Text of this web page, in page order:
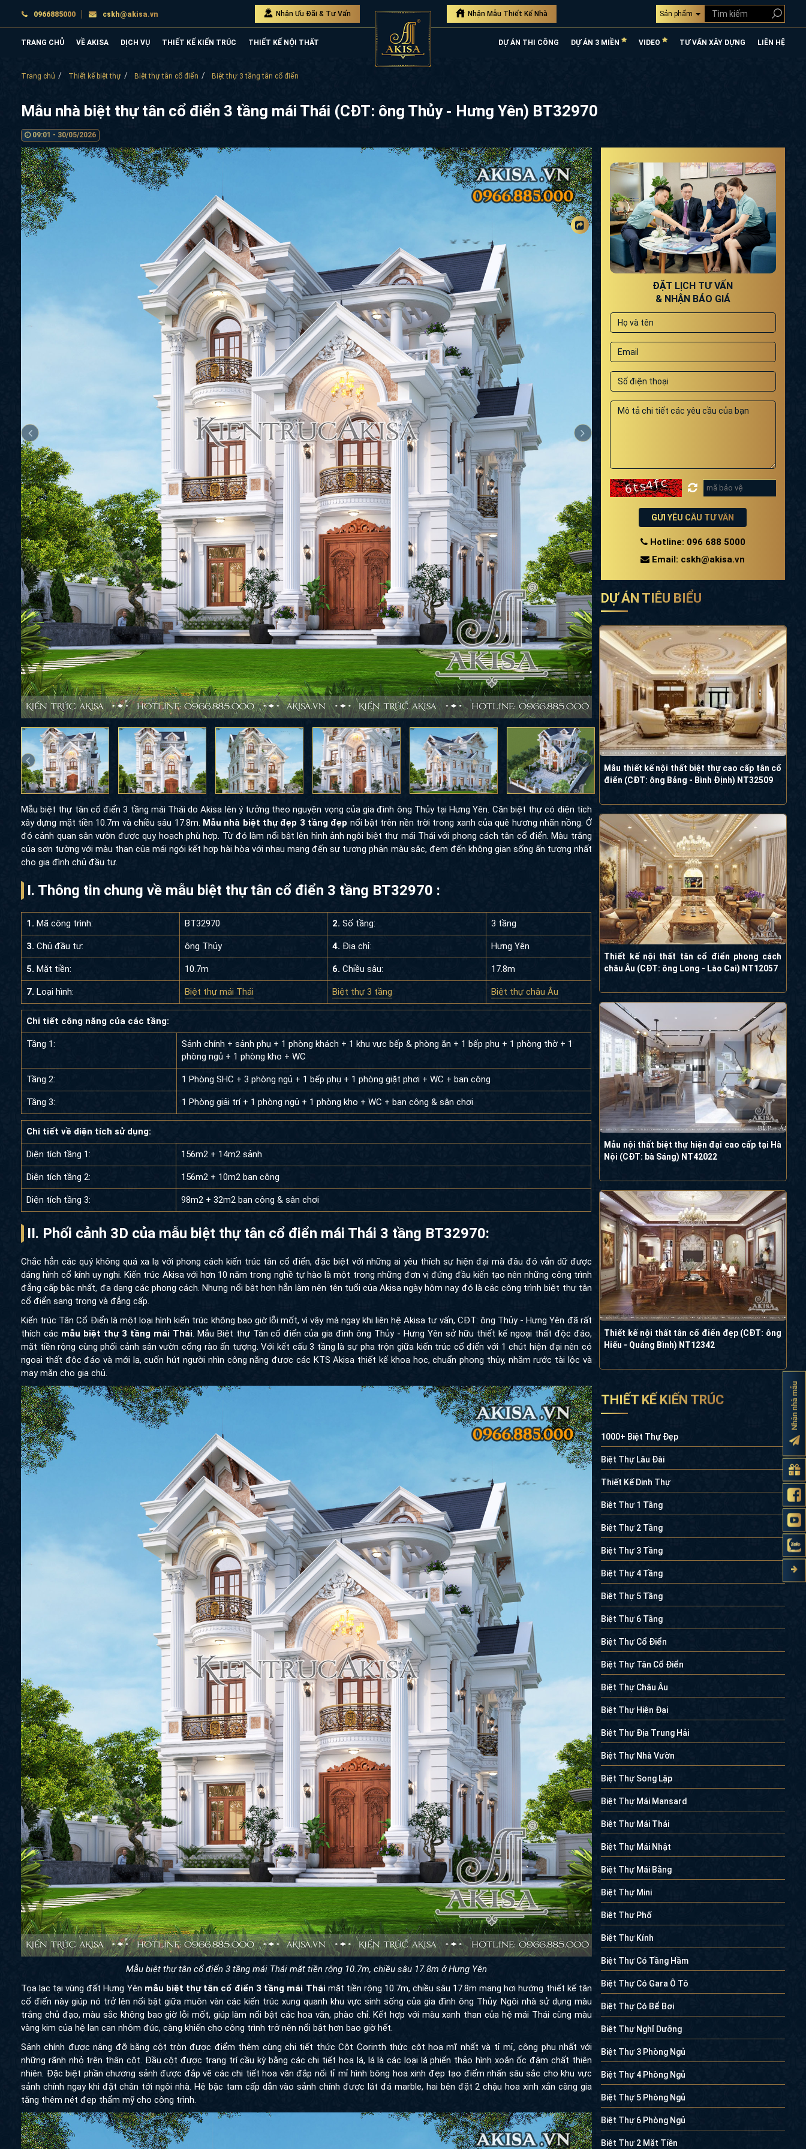
0966885000 cskh@akisa.vn Nhận Ưu Đãi & Tư Vấn Nhận Mẫu Thiết Kế Nhà Sản phẩm
TRANG CHỦ VỀ AKISA DỊCH VỤ THIẾT KẾ KIẾN TRÚC THIẾT KẾ NỘI THẤT DỰ ÁN THI CÔNG DỰ ÁN 3 MIỀN VIDEO TƯ VẤN XÂY DỰNG LIÊN HỆ
Trang chủ Thiết kế biệt thự Biệt thự tân cổ điển Biệt thự 3 tầng tân cổ điển
Mẫu nhà biệt thự tân cổ điển 3 tầng mái Thái (CĐT: ông Thủy - Hưng Yên) BT32970
09:01 - 30/05/2026
Mẫu biệt thự tân cổ điển 3 tầng mái Thái do Akisa lên ý tưởng theo nguyện vọng của gia đình ông Thủy tại Hưng Yên. Căn biệt thự có diện tích
xây dựng mặt tiền 10.7m và chiều sâu 17.8m. Mẫu nhà biệt thự đẹp 3 tầng đẹp nổi bật trên nền trời trong xanh của quê hương nhãn nồng. Ở
đó cảnh quan sân vườn được quy hoạch phù hợp. Từ đó làm nổi bật lên hình ảnh ngôi biệt thự mái Thái với phong cách tân cổ điển. Màu trắng
của sơn tường với màu than của mái ngói kết hợp hài hòa với nhau mang đến sự tương phản màu sắc, đem đến không gian sống ấn tượng nhất
cho gia đình chủ đầu tư.
I. Thông tin chung về mẫu biệt thự tân cổ điển 3 tầng BT32970 :
1. Mã công trình: BT32970 2. Số tầng: 3 tầng
3. Chủ đầu tư: ông Thủy 4. Địa chỉ: Hưng Yên
5. Mặt tiền: 10.7m 6. Chiều sâu: 17.8m
7. Loại hình: Biệt thự mái Thái Biệt thự 3 tầng Biệt thự châu Âu
Chi tiết công năng của các tầng:
Tầng 1:
Sảnh chính + sảnh phụ + 1 phòng khách + 1 khu vực bếp & phòng ăn + 1 bếp phụ + 1 phòng thờ + 1
phòng ngủ + 1 phòng kho + WC
Tầng 2: 1 Phòng SHC + 3 phòng ngủ + 1 bếp phụ + 1 phòng giặt phơi + WC + ban công
Tầng 3: 1 Phòng giải trí + 1 phòng ngủ + 1 phòng kho + WC + ban công & sân chơi
Chi tiết về diện tích sử dụng:
Diện tích tầng 1: 156m2 + 14m2 sảnh
Diện tích tầng 2: 156m2 + 10m2 ban công
Diện tích tầng 3: 98m2 + 32m2 ban công & sân chơi
II. Phối cảnh 3D của mẫu biệt thự tân cổ điển mái Thái 3 tầng BT32970:
Chắc hẳn các quý không quá xa lạ với phong cách kiến trúc tân cổ điển, đặc biệt với những ai yêu thích sự hiện đại mà đâu đó vẫn dữ được
dáng hình cổ kính uy nghi. Kiến trúc Akisa với hơn 10 năm trong nghề tự hào là một trong những đơn vị đứng đầu kiến tạo nên những công trình
đẳng cấp bậc nhất, đa dạng các phong cách. Nhưng nổi bật hơn hẳn làm nên tên tuổi của Akisa ngày hôm nay đó là các công trình biệt thự tân
cổ điển sang trọng và đẳng cấp.
Kiến trúc Tân Cổ Điển là một loại hình kiến trúc không bao giờ lỗi mốt, vì vậy mà ngay khi liên hệ Akisa tư vấn, CĐT: ông Thủy - Hưng Yên đã rất
thích các mẫu biệt thự 3 tầng mái Thái. Mẫu Biệt thự Tân cổ điển của gia đình ông Thủy - Hưng Yên sở hữu thiết kế ngoại thất độc đáo,
mặt tiền rộng cùng phối cảnh sân vườn cổng rào ấn tượng. Với kết cấu 3 tầng là sự pha trộn giữa kiến trúc cổ điển với 1 chút hiện đại nên có
ngoại thất độc đáo và mới lạ, cuốn hút người nhìn công năng được các KTS Akisa thiết kế khoa học, chuẩn phong thủy, nhằm rước tài lộc và
may mắn cho gia chủ.
Mẫu biệt thự tân cổ điển 3 tầng mái Thái mặt tiền rộng 10.7m, chiều sâu 17.8m ở Hưng Yên
Tọa lạc tại vùng đất Hưng Yên mẫu biệt thự tân cổ điển 3 tầng mái Tháimặt tiền rộng 10.7m, chiều sâu 17.8m mang hơi hướng thiết kế tân
cổ điển này giúp nó trở lên nổi bật giữa muôn vàn các kiến trúc xung quanh khu vực sinh sống của gia đình ông Thủy. Ngôi nhà sử dụng màu
trắng chủ đạo, màu sắc không bao giờ lỗi mốt, giúp làm nổi bật các hoa văn, phào chỉ. Kết hợp với màu xanh than của hệ mái Thái cùng màu
vàng kim của hệ lan can nhôm đúc, càng khiến cho công trình trở nên nổi bật hơn bao giờ hết.
Sảnh chính được nâng đỡ bằng cột tròn được điểm thêm cùng chi tiết thức Cột Corinth thức cột hoa mĩ nhất và tỉ mỉ, công phu nhất với
những rãnh nhỏ trên thân cột. Đầu cột được trang trí cầu kỳ bằng các chi tiết hoa lá, lá là các loại lá phiến thảo hình xoắn ốc đậm chất thiên
nhiên. Đặc biệt phần chương sảnh được đắp vẽ các chi tiết hoa văn đắp nổi tỉ mỉ hình bông hoa xinh đẹp tạo điểm nhấn sâu sắc cho khu vực
sảnh chính ngay khi đặt chân tới ngôi nhà. Hệ bậc tam cấp dẫn vào sảnh chính được lát đá marble, hai bên đặt 2 chậu hoa xinh xắn càng gia
tăng thêm nét đẹp thẩm mỹ cho công trình.
ĐẶT LỊCH TƯ VẤN
& NHẬN BÁO GIÁ
GỬI YÊU CẦU TƯ VẤN
Hotline: 096 688 5000
Email: cskh@akisa.vn
DỰ ÁN TIÊU BIỂU
Mẫu thiết kế nội thất biệt thự cao cấp tân cổ
điển (CĐT: ông Bảng - Bình Định) NT32509
Thiết kế nội thất tân cổ điển phong cách
châu Âu (CĐT: ông Long - Lào Cai) NT12057
Mẫu nội thất biệt thự hiện đại cao cấp tại Hà
Nội (CĐT: bà Sáng) NT42022
Thiết kế nội thất tân cổ điển đẹp (CĐT: ông
Hiếu - Quảng Bình) NT12342
THIẾT KẾ KIẾN TRÚC
1000+ Biệt Thự Đẹp
Biệt Thự Lâu Đài
Thiết Kế Dinh Thự
Biệt Thự 1 Tầng
Biệt Thự 2 Tầng
Biệt Thự 3 Tầng
Biệt Thự 4 Tầng
Biệt Thự 5 Tầng
Biệt Thự 6 Tầng
Biệt Thự Cổ Điển
Biệt Thự Tân Cổ Điển
Biệt Thự Châu Âu
Biệt Thự Hiện Đại
Biệt Thự Địa Trung Hải
Biệt Thự Nhà Vườn
Biệt Thự Song Lập
Biệt Thự Mái Mansard
Biệt Thự Mái Thái
Biệt Thự Mái Nhật
Biệt Thự Mái Bằng
Biệt Thự Mini
Biệt Thự Phố
Biệt Thự Kính
Biệt Thự Có Tầng Hầm
Biệt Thự Có Gara Ô Tô
Biệt Thự Có Bể Bơi
Biệt Thự Nghỉ Dưỡng
Biệt Thự 3 Phòng Ngủ
Biệt Thự 4 Phòng Ngủ
Biệt Thự 5 Phòng Ngủ
Biệt Thự 6 Phòng Ngủ
Biệt Thự 2 Mặt Tiền
Nhận nhà mẫu